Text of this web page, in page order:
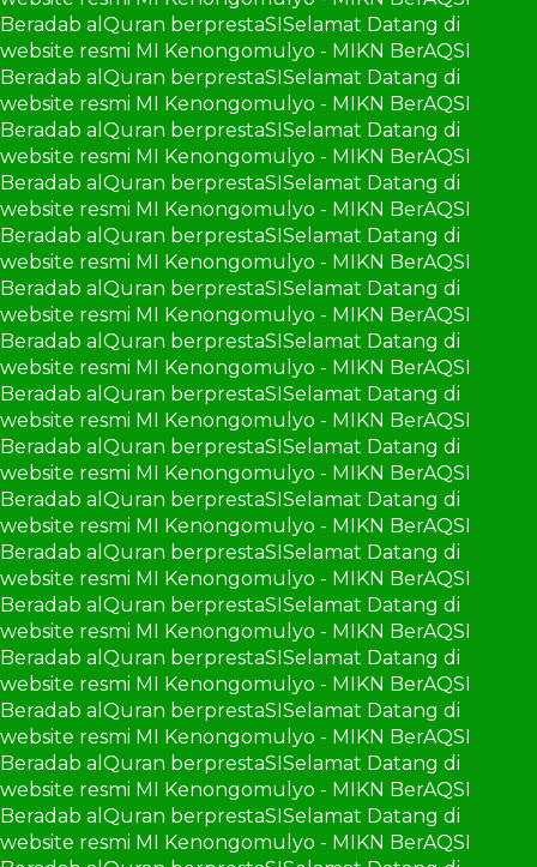
Beradab alQuran berprestaSISelamat Datang di
website resmi MI Kenongomulyo - MIKN BerAQSI
Beradab alQuran berprestaSISelamat Datang di
website resmi MI Kenongomulyo - MIKN BerAQSI
Beradab alQuran berprestaSISelamat Datang di
website resmi MI Kenongomulyo - MIKN BerAQSI
Beradab alQuran berprestaSISelamat Datang di
website resmi MI Kenongomulyo - MIKN BerAQSI
Beradab alQuran berprestaSISelamat Datang di
website resmi MI Kenongomulyo - MIKN BerAQSI
Beradab alQuran berprestaSISelamat Datang di
website resmi MI Kenongomulyo - MIKN BerAQSI
Beradab alQuran berprestaSISelamat Datang di
website resmi MI Kenongomulyo - MIKN BerAQSI
Beradab alQuran berprestaSISelamat Datang di
website resmi MI Kenongomulyo - MIKN BerAQSI
Beradab alQuran berprestaSISelamat Datang di
website resmi MI Kenongomulyo - MIKN BerAQSI
Beradab alQuran berprestaSISelamat Datang di
website resmi MI Kenongomulyo - MIKN BerAQSI
Beradab alQuran berprestaSISelamat Datang di
website resmi MI Kenongomulyo - MIKN BerAQSI
Beradab alQuran berprestaSISelamat Datang di
website resmi MI Kenongomulyo - MIKN BerAQSI
Beradab alQuran berprestaSISelamat Datang di
website resmi MI Kenongomulyo - MIKN BerAQSI
Beradab alQuran berprestaSISelamat Datang di
website resmi MI Kenongomulyo - MIKN BerAQSI
Beradab alQuran berprestaSISelamat Datang di
website resmi MI Kenongomulyo - MIKN BerAQSI
Beradab alQuran berprestaSISelamat Datang di
website resmi MI Kenongomulyo - MIKN BerAQSI